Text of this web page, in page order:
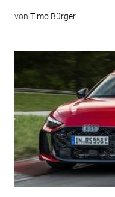
von Timo Bürger